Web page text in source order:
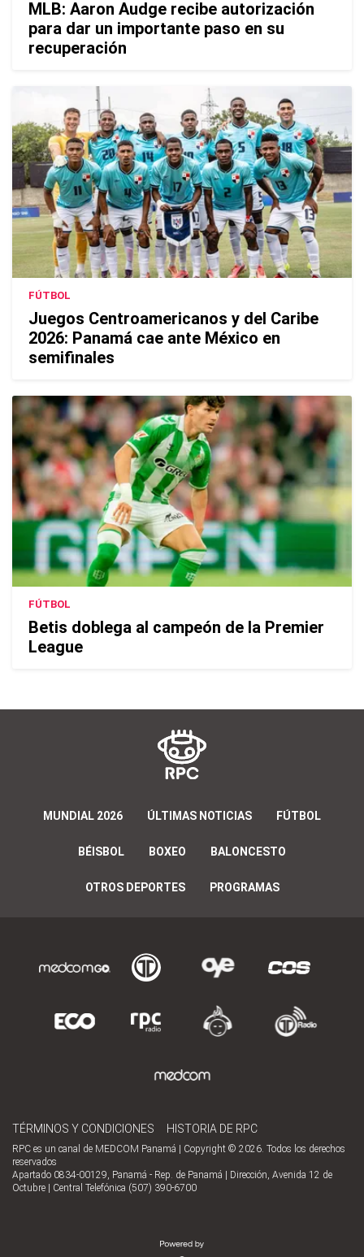
MLB: Aaron Audge recibe autorización
para dar un importante paso en su
recuperación
FÚTBOL
Juegos Centroamericanos y del Caribe
2026: Panamá cae ante México en
semifinales
FÚTBOL
Betis doblega al campeón de la Premier
League
MUNDIAL 2026 ÚLTIMAS NOTICIAS FÚTBOL
BÉISBOL BOXEO BALONCESTO
OTROS DEPORTES PROGRAMAS
TÉRMINOS Y CONDICIONES HISTORIA DE RPC
RPC es un canal de MEDCOM Panamá | Copyright © 2026. Todos los derechos
reservados
Apartado 0834-00129, Panamá - Rep. de Panamá | Dirección, Avenida 12 de
Octubre | Central Telefónica (507) 390-6700